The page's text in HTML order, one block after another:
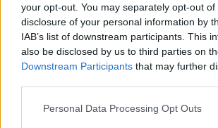
your opt-out. You may separately opt-out
disclosure of your personal information by
IAB’s list of downstream participants. This
also be disclosed by us to third parties on
Downstream Participants that may further
Personal Data Processing Opt Outs
Szerzői jogok
Adatvédelmi tájékoztató
Cookie-kezelési tájékoztató
Hozzászólási szabályzat
Nyomtatott lapjaink archívuma
Székely Hírmondó archívuma